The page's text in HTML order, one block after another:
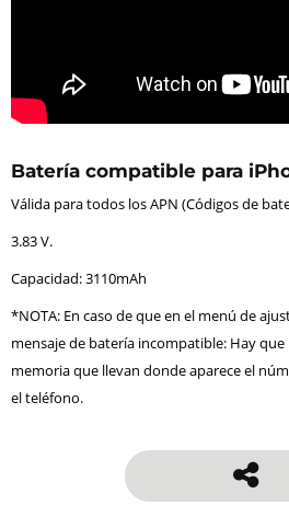
Batería compatible para
Válida para todos los APN (Códigos de
3.83 V.
Capacidad: 3110mAh
*NOTA: En caso de que en el menú de
mensaje de batería incompatible: Hay
memoria que llevan donde aparece el
el teléfono.